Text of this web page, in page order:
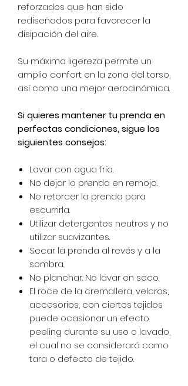
reforzados que han sido
rediseñados para favorecer la
disipación del aire.
Su máxima ligereza permite un
amplio confort en la zona del torso,
así como una mejor aerodinámica.
Si quieres mantener tu prenda en
perfectas condiciones, sigue los
siguientes consejos:
Lavar con agua fría.
No dejar la prenda en remojo.
No retorcer la prenda para
escurrirla.
Utilizar detergentes neutros y no
utilizar suavizantes.
Secar la prenda al revés y a la
sombra.
No planchar. No lavar en seco.
El roce de la cremallera, velcros,
accesorios, con ciertos tejidos
puede ocasionar un efecto
peeling durante su uso o lavado,
el cual no se considerará como
tara o defecto de tejido.